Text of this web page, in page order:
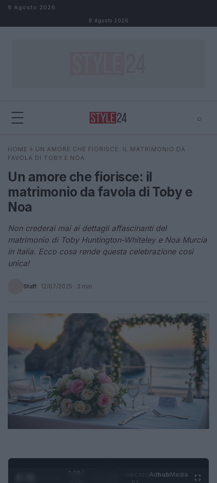
Salta al contenuto
8 Agosto 2026
8 Agosto 2026
⌕
Cerca ⌕
HOME » UN AMORE CHE FIORISCE: IL MATRIMONIO DA
FAVOLA DI TOBY E NOA
Un amore che fiorisce: il
matrimonio da favola di Toby e
Noa
Non crederai mai ai dettagli affascinanti del
matrimonio di Toby Huntington-Whiteley e Noa Murcia
in Italia. Ecco cosa rende questa celebrazione così
unica!
Staff · 12/07/2025 · 3 min
0:29 /
AdhubMedia